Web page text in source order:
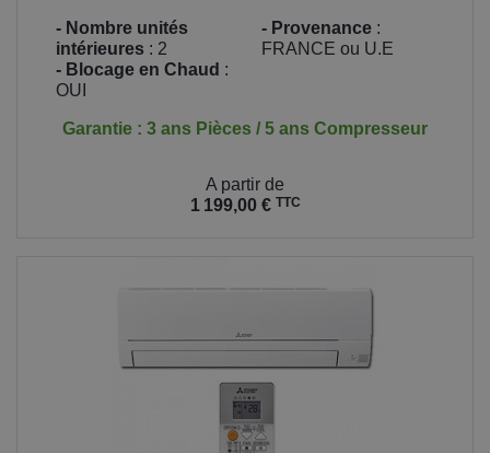
- Nombre unités
intérieures : 2
- Blocage en Chaud :
OUI
- Provenance :
FRANCE ou U.E
Garantie : 3 ans Pièces / 5 ans Compresseur
A partir de
1 199,00 € TTC